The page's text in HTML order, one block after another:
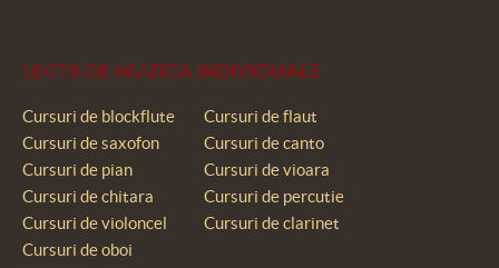
LECTII DE MUZICA INDIVIDUALE
Cursuri de blockflute
Cursuri de flaut
Cursuri de saxofon
Cursuri de canto
Cursuri de pian
Cursuri de vioara
Cursuri de chitara
Cursuri de percutie
Cursuri de violoncel
Cursuri de clarinet
Cursuri de oboi